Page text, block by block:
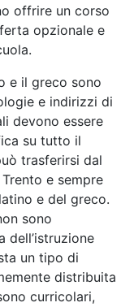
offrire un corso
opzionale e
e il greco sono
e indirizzi di
devono essere
su tutto il
trasferirsi dal
e sempre
e del greco.
sono
dell’istruzione
un tipo di
distribuita
curricolari,